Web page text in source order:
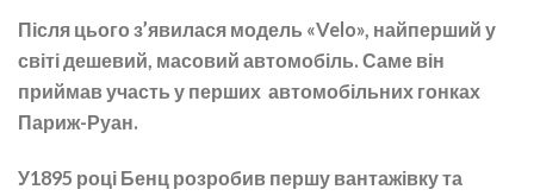
Після цього з’явилася модель «Velo», найперший у
світі дешевий, масовий автомобіль. Саме він
приймав участь у перших автомобільних гонках
Париж-Руан.
У1895 році Бенц розробив першу вантажівку та